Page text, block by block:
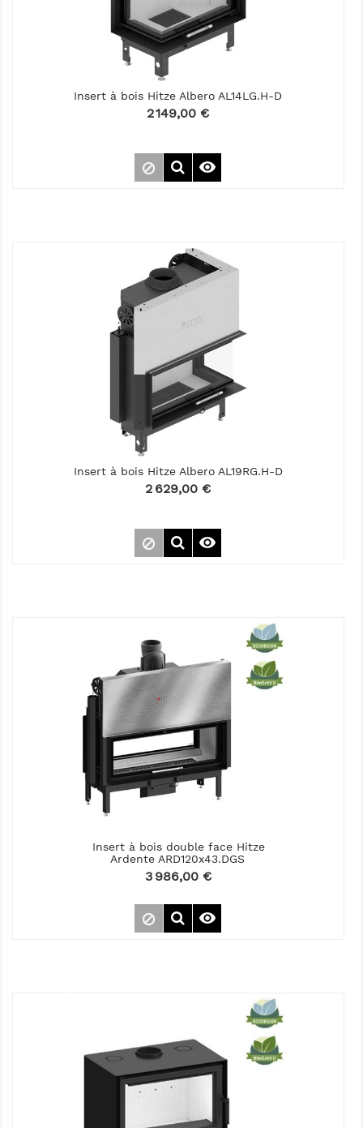
Insert à bois Hitze Albero AL14LG.H-D
Prix
2 149,00 €

Insert à bois Hitze Albero AL19RG.H-D
Prix
2 629,00 €

Insert à bois double face Hitze
Ardente ARD120x43.DGS
Prix
3 986,00 €
